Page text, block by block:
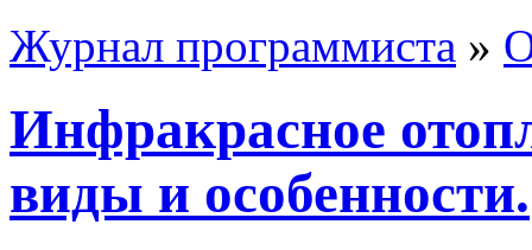
Журнал программиста »
Инфракрасное
виды и особенности.